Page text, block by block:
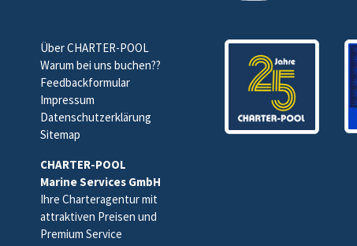
Über CHARTER-POOL
Warum bei uns buchen??
Feedbackformular
Impressum
Datenschutzerklärung
Sitemap
CHARTER-POOL
Marine Services GmbH
Ihre Charteragentur mit
attraktiven Preisen und
Premium Service